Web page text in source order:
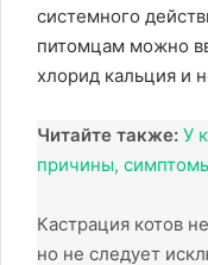
системного
питомцам можно
хлорид кальция и
Читайте также: У
причины,
Кастрация котов
но не следует